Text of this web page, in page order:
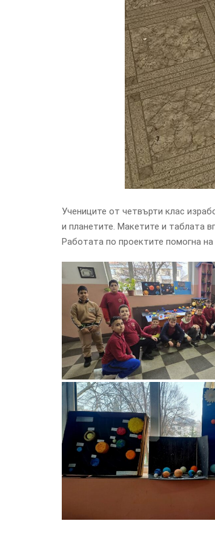
Учениците от четвърти клас
и планетите. Макетите и таблата
Работата по проектите помогна